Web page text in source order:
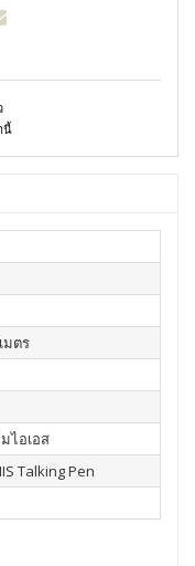
นี้
มตร
ไอเอส
Talking Pen